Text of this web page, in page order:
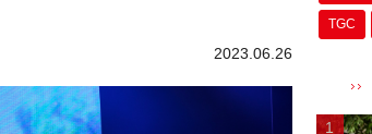
2023.06.26
TGC